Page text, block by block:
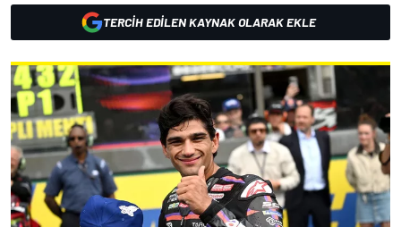
TERCIH EDILEN KAYNAK OLARAK EKLE